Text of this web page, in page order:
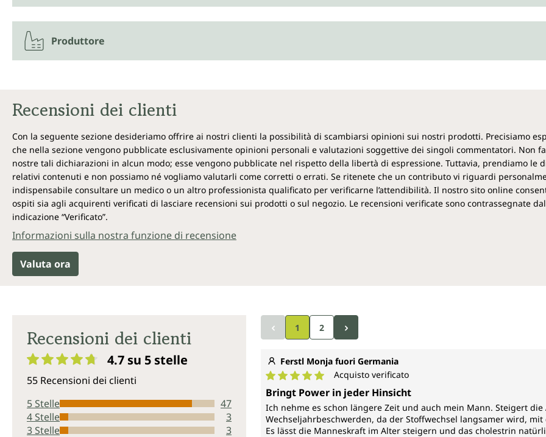
Produttore
Recensioni dei clienti
Con la seguente sezione desideriamo offrire ai nostri clienti la possibilità di scambiarsi opinioni sui nostri prodotti. Precisiamo
che nella sezione vengono pubblicate esclusivamente opinioni personali e valutazioni soggettive dei singoli commentatori. Non
nostre tali dichiarazioni in alcun modo; esse vengono pubblicate nel rispetto della libertà di espressione. Tuttavia, prendiamo le
relativi contenuti e non possiamo né vogliamo valutarli come corretti o errati. Se ritenete che un contributo vi riguardi
indispensabile consultare un medico o un altro professionista qualificato per verificarne l’attendibilità. Il nostro sito online
ospiti sia agli acquirenti verificati di lasciare recensioni sui prodotti o sul negozio. Le recensioni verificate sono contrassegnate
indicazione “Verificato”.
Informazioni sulla nostra funzione di recensione
Valuta ora
Recensioni dei clienti
4.7 su 5 stelle
55 Recensioni dei clienti
5 Stelle
47
4 Stelle
3
3 Stelle
3
1 2
Ferstl Monja fuori Germania
Valutazione media di 5 su 5 stelle
Acquisto verificato
Bringt Power in jeder Hinsicht
Ich nehme es schon längere Zeit und auch mein Mann. Steigert
Wechseljahrbeschwerden, da der Stoffwechsel langsamer wird,
Es lässt die Manneskraft im Alter steigern und das cholestrin